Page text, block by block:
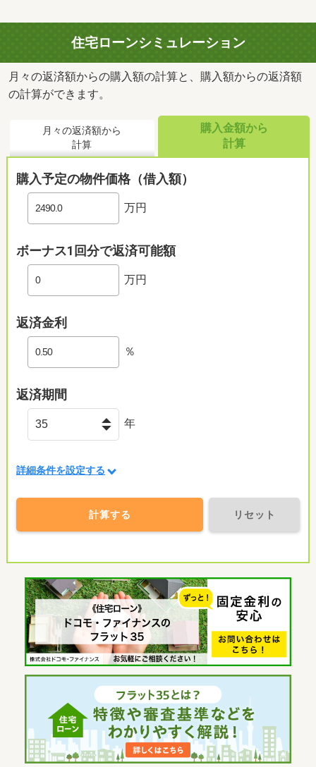
住宅ローンシミュレーション
月々の返済額からの購入額の計算と、購入額からの返済額
の計算ができます。
月々の返済額から
計算
購入金額から
計算
購入予定の物件価格（借入額）
万円
ボーナス1回分で返済可能額
万円
返済金利
％
返済期間
年
詳細条件を設定する
計算する リセット